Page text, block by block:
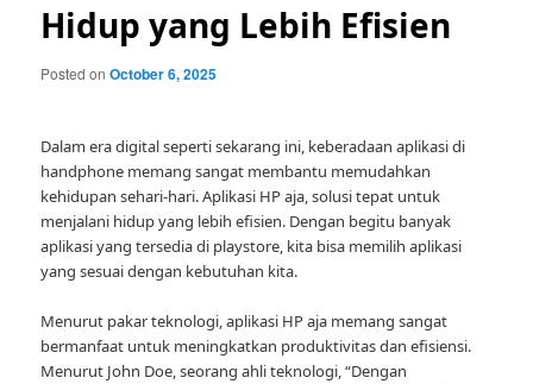
Hidup yang Lebih Efisien
Posted onOctober 6, 2025
Dalam era digital seperti sekarang ini, keberadaan aplikasi di
handphone memang sangat membantu memudahkan
kehidupan sehari-hari. Aplikasi HP aja, solusi tepat untuk
menjalani hidup yang lebih efisien. Dengan begitu banyak
aplikasi yang tersedia di playstore, kita bisa memilih aplikasi
yang sesuai dengan kebutuhan kita.
Menurut pakar teknologi, aplikasi HP aja memang sangat
bermanfaat untuk meningkatkan produktivitas dan efisiensi.
Menurut John Doe, seorang ahli teknologi, “Dengan